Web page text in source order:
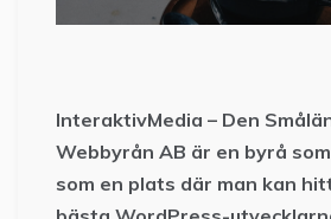
InteraktivMedia – Den
Webbyrån AB är en byrå
som en plats där man kan